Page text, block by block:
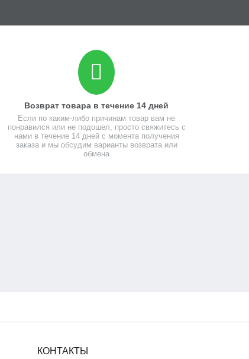
Возврат товара в течение 14 дней
Если по каким-либо причинам товар вам не
понравился или не подошел, просто свяжитесь с
нами в течение 14 дней с момента получения
заказа и мы обсудим варианты возврата или
обмена
КОНТАКТЫ